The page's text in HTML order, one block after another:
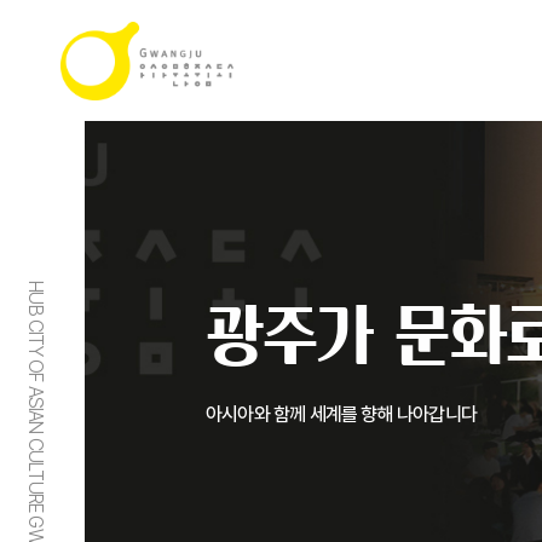
HUB CITY OF ASIAN CULTURE GWANGJU 광주가 문화
아시아와 함께 세계를 향해 나아갑니다